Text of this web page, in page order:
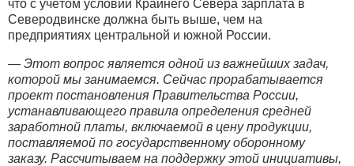
что с учётом условий Крайнего Севера зарплата в
Северодвинске должна быть выше, чем на
предприятиях центральной и южной России.
— Этот вопрос является одной из важнейших задач,
которой мы занимаемся. Сейчас прорабатывается
проект постановления Правительства России,
устанавливающего правила определения средней
заработной платы, включаемой в цену продукции,
поставляемой по государственному оборонному
заказу. Рассчитываем на поддержку этой инициативы,